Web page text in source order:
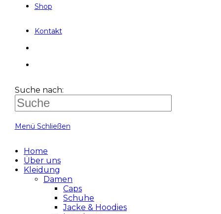
Shop
Kontakt
Suche nach:
Menü Schließen
Home
Über uns
Kleidung
Damen
Caps
Schuhe
Jacke & Hoodies